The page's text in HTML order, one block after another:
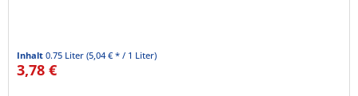
Inhalt0.75 Liter(5,04 € * / 1 Liter)
3,78 €